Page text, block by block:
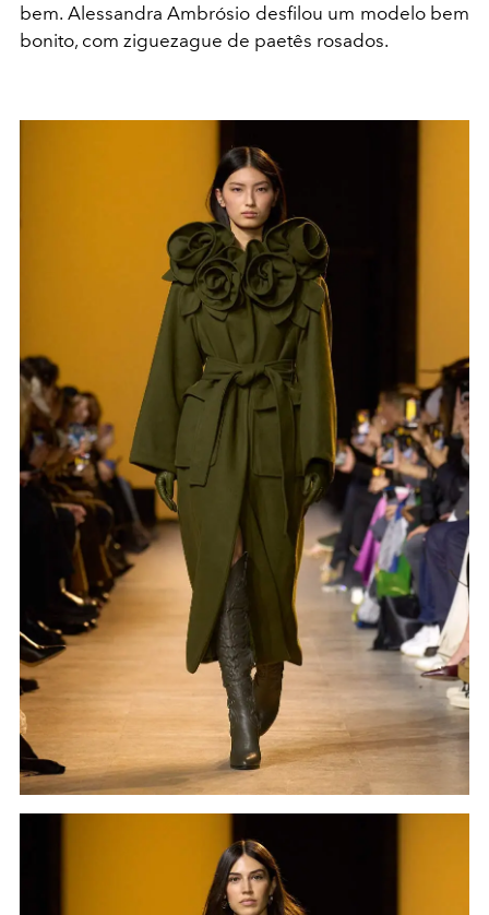
bem. Alessandra Ambrósio desfilou um modelo bem
bonito, com ziguezague de paetês rosados.